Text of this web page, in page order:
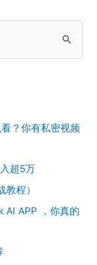
？你有私密视频
超5万
程）
AI APP ，你真的